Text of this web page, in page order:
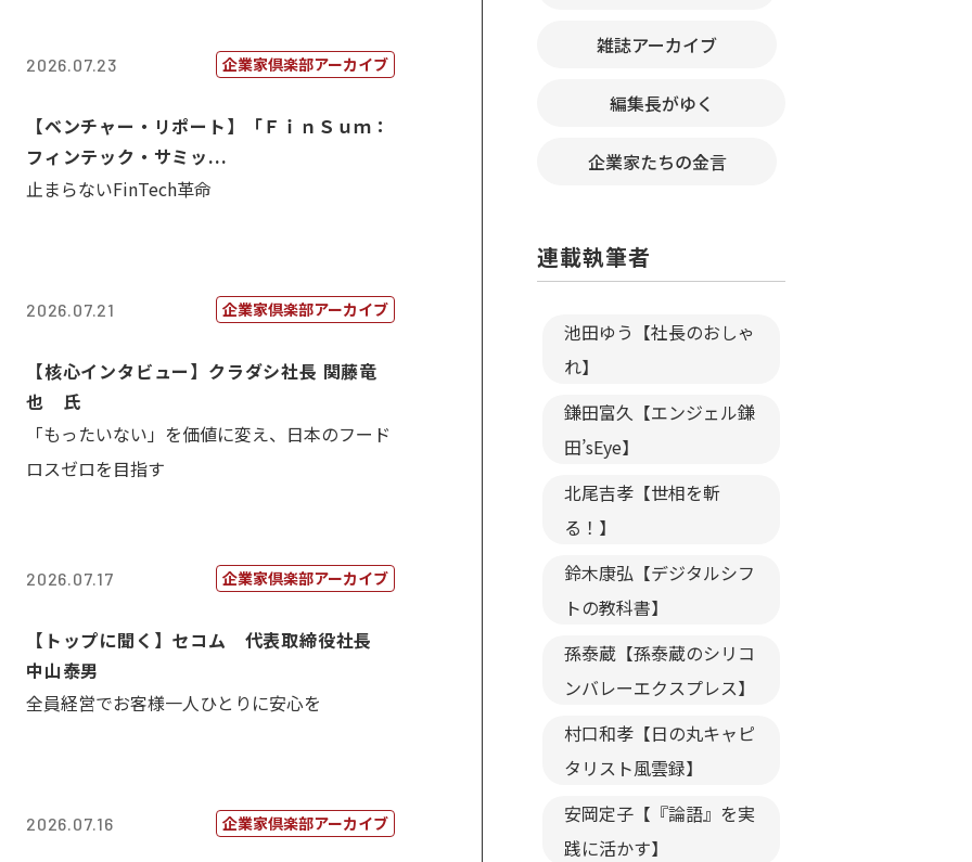
2026.07.23 企業家倶楽部アーカイブ
【ベンチャー・リポート】「ＦｉｎＳｕｍ：
フィンテック・サミッ...
止まらないFinTech革命
2026.07.21 企業家倶楽部アーカイブ
【核心インタビュー】クラダシ社長 関藤竜
也 氏
「もったいない」を価値に変え、日本のフード
ロスゼロを目指す
2026.07.17 企業家倶楽部アーカイブ
【トップに聞く】セコム 代表取締役社長
中山泰男
全員経営でお客様一人ひとりに安心を
2026.07.16 企業家倶楽部アーカイブ
雑誌アーカイブ
編集長がゆく
企業家たちの金言
連載執筆者
池田ゆう【社長のおしゃ
れ】
鎌田富久【エンジェル鎌
田’sEye】
北尾吉孝【世相を斬
る！】
鈴木康弘【デジタルシフ
トの教科書】
孫泰蔵【孫泰蔵のシリコ
ンバレーエクスプレス】
村口和孝【日の丸キャピ
タリスト風雲録】
安岡定子【『論語』を実
践に活かす】